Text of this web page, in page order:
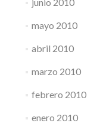
mayo 2010
abril 2010
marzo 2010
febrero 2010
enero 2010